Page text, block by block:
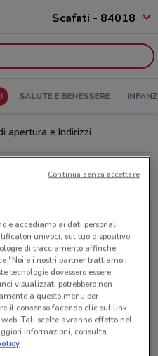
Scafati - 84018
SALUTE E BENESSERE
apertura e Indirizzi
Michelin
e accediamo ai dati personali,
univoci, sul tuo dispositivo.
di tracciamento affinché
"Noi e i nostri partner trattiamo i
tecnologie dovessero essere
visualizzati potrebbero non
a questo menu per
il consenso facendo clic sul link
Tali scelte avranno effetto nel
informazioni, consulta
Continua senza accettare